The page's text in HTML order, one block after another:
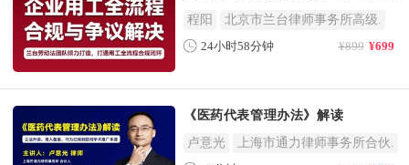
程阳 北京市兰台律师事务所高级.
24小时58分钟 ¥899 ¥699
《医药代表管理办法》解读
卢意光 上海市通力律师事务所合伙.